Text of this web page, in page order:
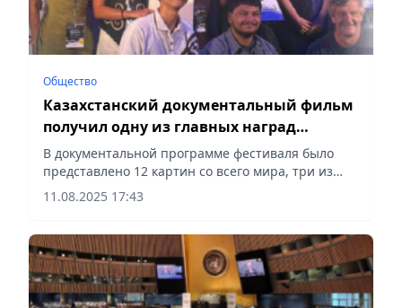
Общество
Казахстанский документальный фильм
получил одну из главных наград
фестиваля в Нью-Йорке
В документальной программе фестиваля было
представлено 12 картин со всего мира, три из
которых были удостоены номинаций,
сообщает Vecher.kz.
11.08.2025 17:43